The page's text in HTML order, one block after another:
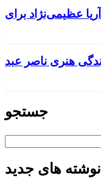
جستجو
نوشته های جدید